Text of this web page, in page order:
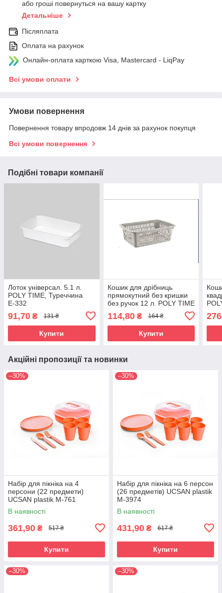
або гроші повернуться на вашу картку
Детальніше
Післяплата
Оплата на рахунок
Онлайн-оплата карткою Visa, Mastercard - LiqPay
Всі умови оплати
Умови повернення
Повернення товару впродовж 14 днів за рахунок покупця
Всі умови повернення
Подібні товари компанії
Лоток універсал. 5.1 л.
POLY TIME, Туреччина
Е-332
91,70 ₴ 131 ₴
Купити
Кошик для дрібниць
прямокутний без кришки
без ручок 12 л. POLY TIME
114,80₴ 164 ₴
Купити
Акційні пропозиції та новинки
–30%
Набір для пікніка на 4
персони (22 предмети)
UCSAN plastik M-761
В наявності
361,90 ₴ 517 ₴
Купити
–30%
Набір для пікніка на 6 персон
(26 предметів) UCSAN plastik
M-3974
В наявності
431,90 ₴ 617 ₴
Купити
–30% –30%